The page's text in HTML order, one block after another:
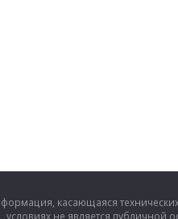
касающаяся
условиях не является публичной